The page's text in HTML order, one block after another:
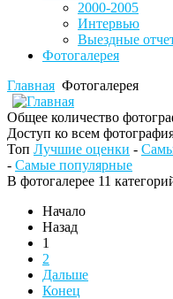
2000-2005
Интервью
Выездные
Фотогалерея
Главная Фотогалерея
Общее количество
Доступ ко всем
Топ Лучшие оценки -
- Самые популярные
В фотогалерее 11
Начало
Назад
1
2
Дальше
Конец